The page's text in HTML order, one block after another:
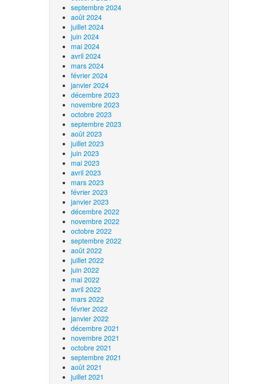
septembre 2024
août 2024
juillet 2024
juin 2024
mai 2024
avril 2024
mars 2024
février 2024
janvier 2024
décembre 2023
novembre 2023
octobre 2023
septembre 2023
août 2023
juillet 2023
juin 2023
mai 2023
avril 2023
mars 2023
février 2023
janvier 2023
décembre 2022
novembre 2022
octobre 2022
septembre 2022
août 2022
juillet 2022
juin 2022
mai 2022
avril 2022
mars 2022
février 2022
janvier 2022
décembre 2021
novembre 2021
octobre 2021
septembre 2021
août 2021
juillet 2021